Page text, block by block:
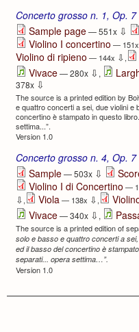
Concerto grosso n. 1, Op. 7
Sample page— 551x ⇩
Violino I concertino — 151x
Violino di ripieno — 144x ⇩,
Vivace— 280x ⇩ ,
378x ⇩
The source is a printed edition by
e quattro concerti a sei, due violini e
concertino è stampato in questo
settima...”.
Version 1.0
Concerto grosso n. 4, Op. 7
Sample— 503x ⇩
Violino I di Concertino —
⇩, Viola — 138x ⇩,
Vivace— 340x ⇩ ,
The source is a printed edition of
solo e basso e quattro concerti a
ed il basso del concertino è
separati... opera settima…”.
Version 1.0